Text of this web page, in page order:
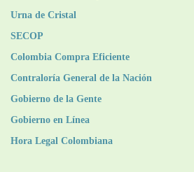
Urna de Cristal
SECOP
Colombia Compra Eficiente
Contraloría General de la Nación
Gobierno de la Gente
Gobierno en Línea
Hora Legal Colombiana